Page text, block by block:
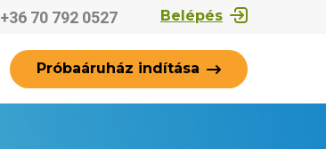
+36 70 792 0527 Belépés
Próbaáruház indítása